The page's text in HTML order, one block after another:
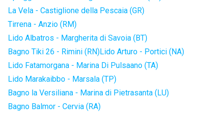
La Vela - Castiglione della Pescaia (GR)
Tirrena - Anzio (RM)
Lido Albatros - Margherita di Savoia (BT)
Bagno Tiki 26 - Rimini (RN)Lido Arturo - Portici (NA)
Lido Fatamorgana - Marina Di Pulsaano (TA)
Lido Marakaibbo - Marsala (TP)
Bagno la Versiliana - Marina di Pietrasanta (LU)
Bagno Balmor - Cervia (RA)